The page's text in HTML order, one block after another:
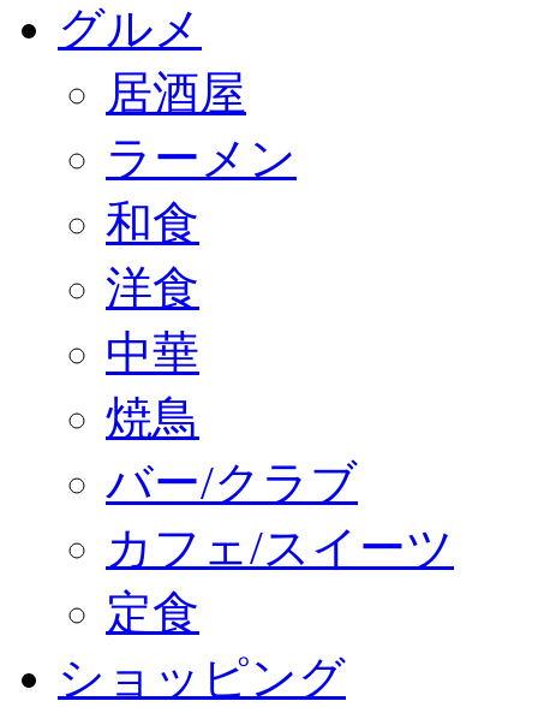
グルメ
居酒屋
ラーメン
和食
洋食
中華
焼鳥
バー/クラブ
カフェ/スイーツ
定食
ショッピング